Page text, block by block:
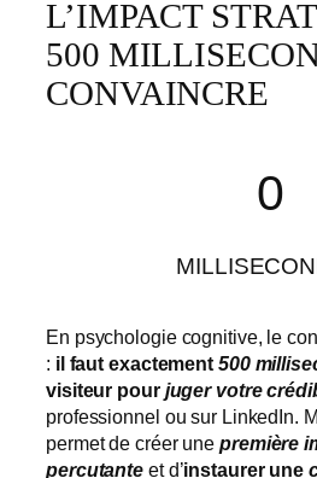
L’IMPACT
500
CONVAINCRE
0
En psychologie cognitive, le
: il faut exactement 500
visiteur pour juger votre
professionnel ou sur LinkedIn.
permet de créer une première
percutante et d’instaurer une